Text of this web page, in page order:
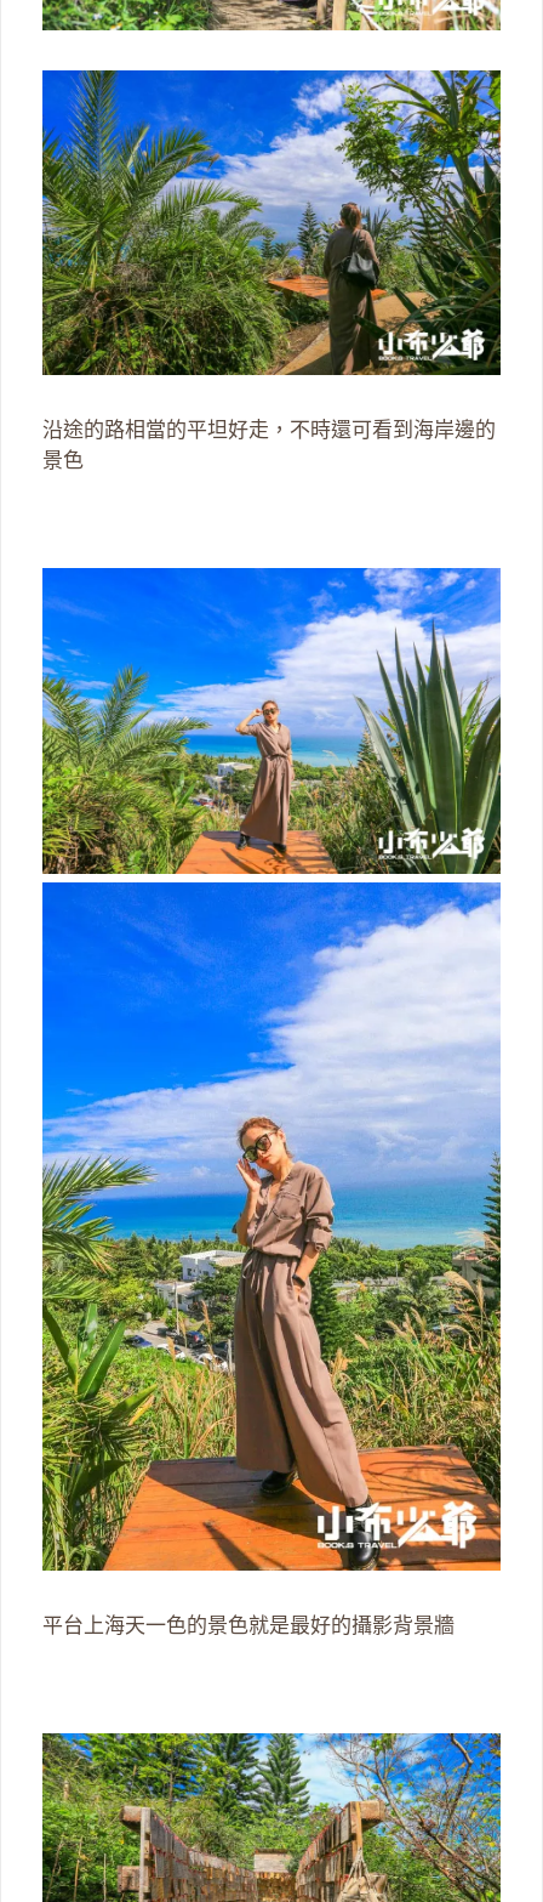
沿途的路相當的平坦好走，不時還可看到海岸邊的
景色
平台上海天一色的景色就是最好的攝影背景牆